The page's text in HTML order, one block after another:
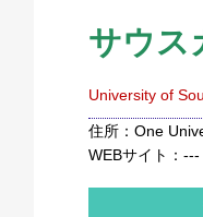
サウス
University of
住所：One
WEBサイト：---